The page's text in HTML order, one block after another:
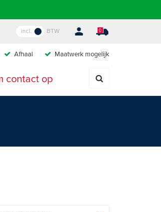
incl. BTW 0
Afhaal Maatwerk mogelijk
contact op